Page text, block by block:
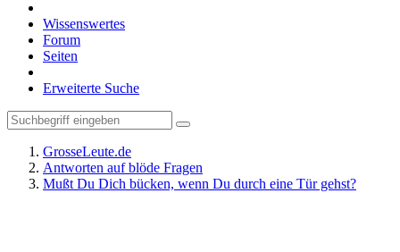
Wissenswertes
Forum
Seiten
Erweiterte Suche
GrosseLeute.de
Antworten auf blöde Fragen
Mußt Du Dich bücken, wenn Du durch eine Tür gehst?